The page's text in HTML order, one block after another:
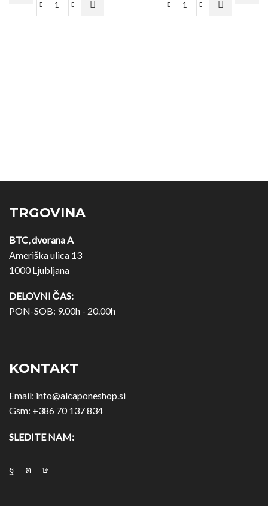
TRGOVINA
BTC, dvorana A
Ameriška ulica 13
1000 Ljubljana
DELOVNI ČAS:
PON-SOB: 9.00h - 20.00h
KONTAKT
Email: info@alcaponeshop.si
Gsm: +386 70 137 834
SLEDITE NAM: